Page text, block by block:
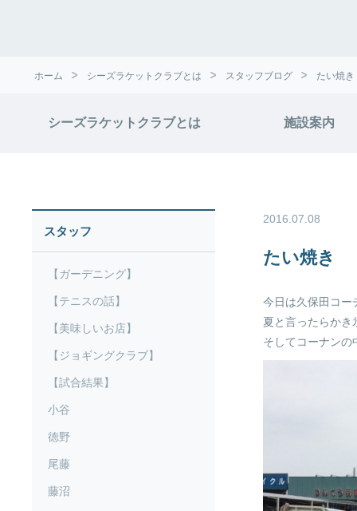
ホーム シーズラケットクラブとは スタッフブログ たい焼き
シーズラケットクラブとは 施設案内
2016.07.08
たい焼き
今日は久保田コー
夏と言ったらかき
そしてコーナンの
スタッフ
【ガーデニング】
【テニスの話】
【美味しいお店】
【ジョギングクラブ】
【試合結果】
小谷
徳野
尾藤
藤沼